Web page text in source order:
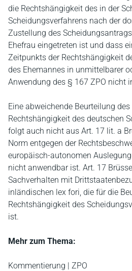
die Rechtshängigkeit des in der
Scheidungsverfahrens nach der
Zustellung des
Ehefrau eingetreten ist und dass
Zeitpunkts der Rechtshängigkeit
des Ehemannes in unmittelbarer
Anwendung des § 167 ZPO nicht
Eine abweichende Beurteilung
Rechtshängigkeit des deutschen
folgt auch nicht aus Art. 17 lit. a
Norm entgegen der
europäisch-autonomen
nicht anwendbar ist. Art. 17
Sachverhalten mit
inländischen lex fori, die für die
Rechtshängigkeit des
ist.
Mehr zum Thema:
Kommentierung | ZPO